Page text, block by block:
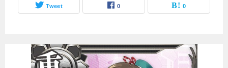
Tweet 0 0